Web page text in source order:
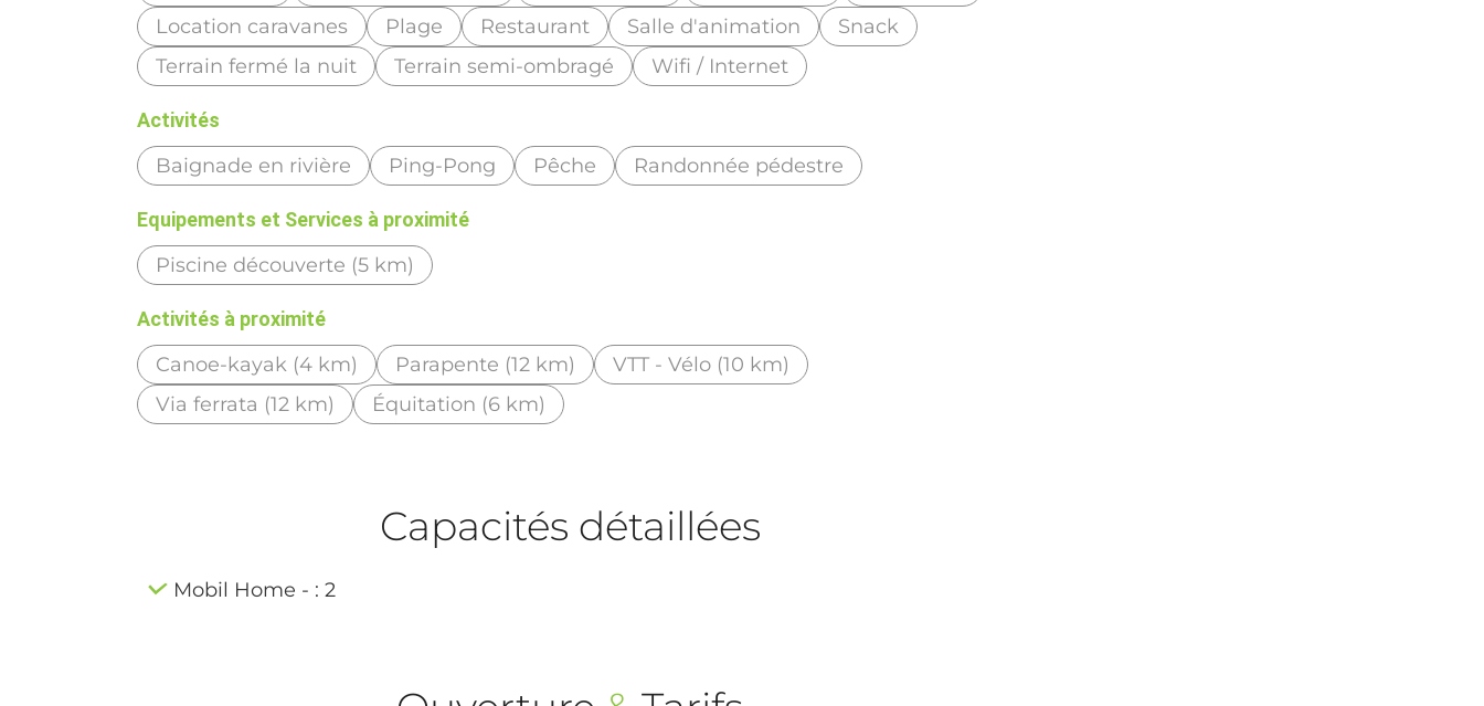
Location caravanes
Plage Restaurant Salle d'animation
Snack
Terrain fermé la nuit
Terrain semi-ombragé Wifi / Internet
Activités
Baignade en rivière Ping-Pong Pêche Randonnée pédestre
Equipements et Services à proximité
Piscine découverte (5 km)
Activités à proximité
Canoe-kayak (4 km) Parapente (12 km)
VTT - Vélo (10 km)
Via ferrata (12 km)
Équitation (6 km)
Capacités détaillées
Mobil Home - : 2